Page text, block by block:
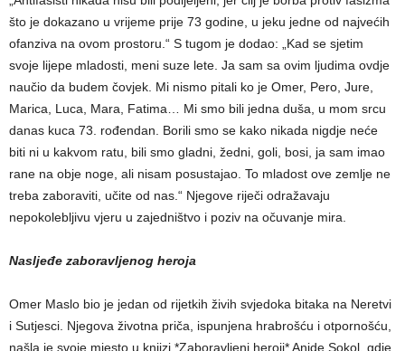
što je dokazano u vrijeme prije 73 godine, u jeku jedne od najvećih
ofanziva na ovom prostoru.“ S tugom je dodao: „Kad se sjetim
svoje lijepe mladosti, meni suze lete. Ja sam sa ovim ljudima ovdje
naučio da budem čovjek. Mi nismo pitali ko je Omer, Pero, Jure,
Marica, Luca, Mara, Fatima… Mi smo bili jedna duša, u mom srcu
danas kuca 73. rođendan. Borili smo se kako nikada nigdje neće
biti ni u kakvom ratu, bili smo gladni, žedni, goli, bosi, ja sam imao
rane na obje noge, ali nisam posustajao. To mladost ove zemlje ne
treba zaboraviti, učite od nas.“ Njegove riječi odražavaju
nepokolebljivu vjeru u zajedništvo i poziv na očuvanje mira.
Nasljeđe zaboravljenog heroja
Omer Maslo bio je jedan od rijetkih živih svjedoka bitaka na Neretvi
i Sutjesci. Njegova životna priča, ispunjena hrabrošću i otpornošću,
našla je svoje mjesto u knjizi *Zaboravljeni heroji* Anide Sokol, gdje